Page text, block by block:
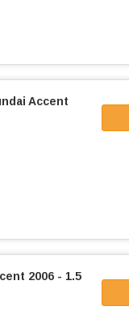
Accent
2006 - 1.5